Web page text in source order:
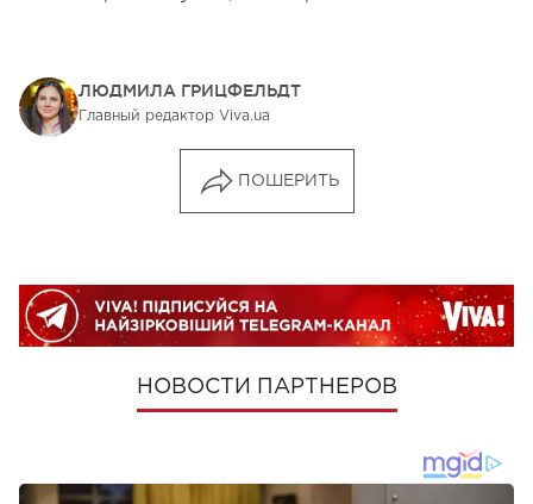
ЛЮДМИЛА ГРИЦФЕЛЬДТ
Главный редактор Viva.ua
ПОШЕРИТЬ
НОВОСТИ ПАРТНЕРОВ